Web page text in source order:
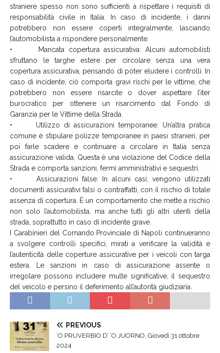
straniere spesso non sono sufficienti a rispettare i requisiti di
responsabilità civile in Italia. In caso di incidente, i danni
potrebbero non essere coperti integralmente, lasciando
l’automobilista a rispondere personalmente.
• Mancata copertura assicurativa: Alcuni automobilisti
sfruttano le targhe estere per circolare senza una vera
copertura assicurativa, pensando di poter eludere i controlli. In
caso di incidente, ciò comporta gravi rischi per le vittime, che
potrebbero non essere risarcite o dover aspettare l’iter
burocratico per ottenere un risarcimento dal Fondo di
Garanzia per le Vittime della Strada.
• Utilizzo di assicurazioni temporanee: Un’altra pratica
comune è stipulare polizze temporanee in paesi stranieri, per
poi farle scadere e continuare a circolare in Italia senza
assicurazione valida. Questa è una violazione del Codice della
Strada e comporta sanzioni, fermi amministrativi e sequestri.
• Assicurazioni false: In alcuni casi, vengono utilizzati
documenti assicurativi falsi o contraffatti, con il rischio di totale
assenza di copertura. È un comportamento che mette a rischio
non solo l’automobilista, ma anche tutti gli altri utenti della
strada, soprattutto in caso di incidente grave.
I Carabinieri del Comando Provinciale di Napoli continueranno
a svolgere controlli specifici, mirati a verificare la validità e
l’autenticità delle coperture assicurative per i veicoli con targa
estera. Le sanzioni in caso di assicurazione assente o
irregolare possono includere multe significative, il sequestro
del veicolo e persino il deferimento all’autorità giudiziaria.
PREVIOUS
‘O PRUVERBIO D’ ‘O JUORNO. Giovedì 31 ottobre
2024